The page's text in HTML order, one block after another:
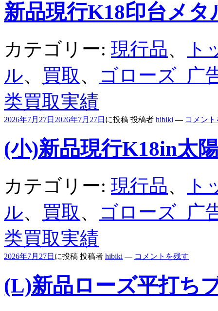
新品現行K18印台メタ
カテゴリー: 現行品、
ト
ル、 買取 、
ゴローズ_广
类買取実績
2026年7月27日 2026年7月27日 に投稿 投稿者 hibiki — コメン
(小)新品現行K18in太
カテゴリー: 現行品、
ト
ル、 買取 、
ゴローズ_广
类買取実績
2026年7月27日 に投稿 投稿者 hibiki — コメントを残す
(L)新品ローズ平打ち